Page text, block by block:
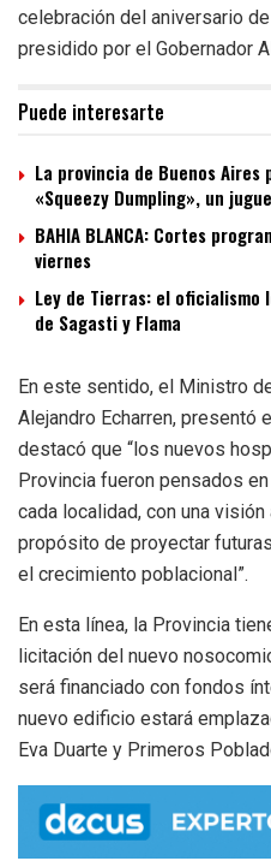
celebración del aniversario
presidido por el Gobernador
Puede interesarte
La provincia de Buenos
«Squeezy Dumpling», un
BAHIA BLANCA: Cortes
viernes
Ley de Tierras: el
de Sagasti y Flama
En este sentido, el Ministro
Alejandro Echarren, presentó
destacó que “los nuevos
Provincia fueron pensados
cada localidad, con una visión
propósito de proyectar
el crecimiento poblacional”.
En esta línea, la Provincia
licitación del nuevo
será financiado con fondos
nuevo edificio estará
Eva Duarte y Primeros